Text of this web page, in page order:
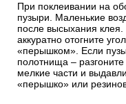
При поклеивании на
пузыри. Маленькие
после высыхания
аккуратно отогните
«перышком». Если
полотнища –
мелкие части и
«перышко» или